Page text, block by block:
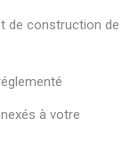
de construction de
à votre